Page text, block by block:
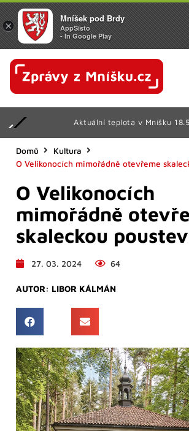
Aktuální teplota v Mníšku 18.5
Domů
Kultura
O Velikonocích mimořádně otevřeme
O Velikonocích
mimořádně
skaleckou
27. 03. 2024 64
AUTOR: LIBOR KÁLMÁN
×
Mníšek pod Brdy
AppSisto
- In Google Play